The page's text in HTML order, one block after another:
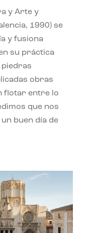
y Arte y
1990) se
y fusiona
su práctica
obras
flotar entre lo
que nos
buen día de